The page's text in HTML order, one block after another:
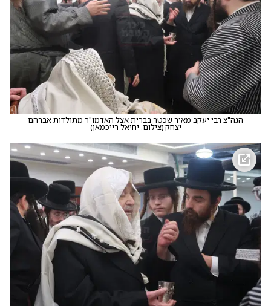
הגה"צ רבי יעקב מאיר שכטר בברית אצל האדמו"ר מתולדות אברהם
יצחק(צילום: יחיאל רייכמאן)